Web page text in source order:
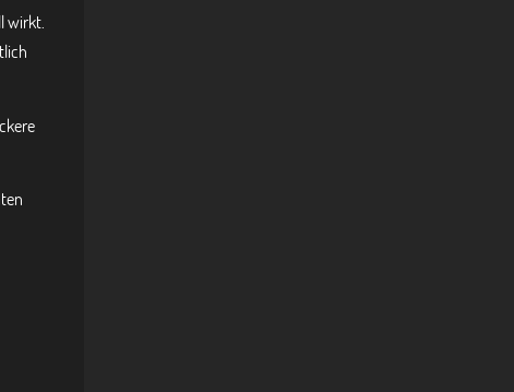
wirkt.